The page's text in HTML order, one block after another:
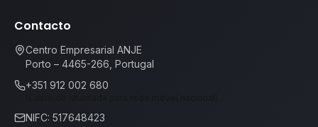
Contacto
Centro Empresarial ANJE
Porto – 4465-266, Portugal
+351 912 002 680
NIFC: 517648423